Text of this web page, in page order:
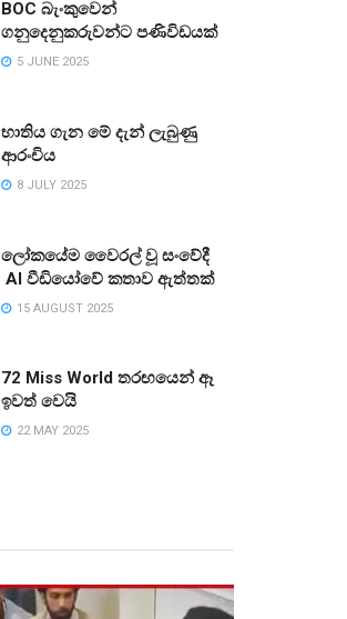
BOC බැංකුවෙන්
ගනුදෙනුකරුවන්ට පණිවිඩයක්
5 JUNE 2025
භාතිය ගැන මේ දැන් ලැබුණු
ආරංචිය
8 JULY 2025
ලෝකයේම වෛරල් වූ සංවේදී
AI වීඩියෝවේ කතාව ඇත්තක්
15 AUGUST 2025
72 Miss World තරඟයෙන් ඈ
ඉවත් වෙයි
22 MAY 2025